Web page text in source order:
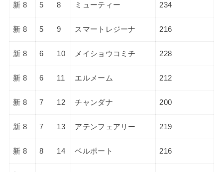
新 8 5 8 ミューティー 234
新 8 5 9 スマートレジーナ 216
新 8 6 10 メイショウコミチ 228
新 8 6 11 エルメーム 212
新 8 7 12 チャンダナ 200
新 8 7 13 アテンフェアリー 219
新 8 8 14 ベルポート 216